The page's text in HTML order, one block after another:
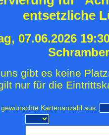
entsetzliche
07.06.2026
gibt es keine
nur für die
Kartenanzahl aus: